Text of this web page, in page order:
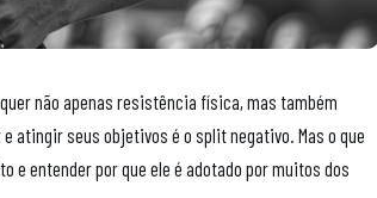
não apenas resistência física, mas também
atingir seus objetivos é o split negativo. Mas o que
e entender por que ele é adotado por muitos dos